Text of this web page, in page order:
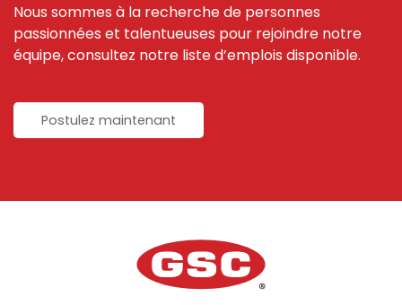
Nous sommes à la recherche de personnes
passionnées et talentueuses pour rejoindre notre
équipe, consultez notre liste d’emplois disponible.
Postulez maintenant